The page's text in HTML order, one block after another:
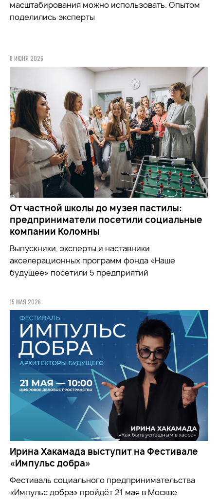
масштабирования можно использовать. Опытом
поделились эксперты
8 ИЮНЯ 2026
От частной школы до музея пастилы:
предприниматели посетили социальные
компании Коломны
Выпускники, эксперты и наставники
акселерационных программ фонда «Наше
будущее» посетили 5 предприятий
15 МАЯ 2026
Ирина Хакамада выступит на Фестивале
«Импульс добра»
Фестиваль социального предпринимательства
«Импульс добра» пройдёт 21 мая в Москве